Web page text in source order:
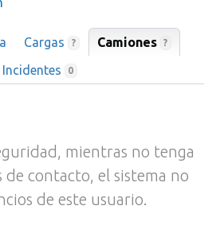
Cargas ? Camiones ?
Incidentes 0
mientras no tenga
de contacto, el sistema no
de este usuario.